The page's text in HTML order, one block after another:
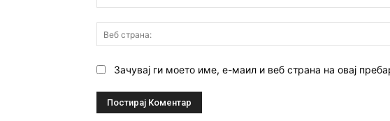
Зачувај ги моето име, е-маил и веб страна на овај